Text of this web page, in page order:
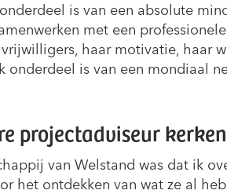
is van een absolute
met een professionele
haar motivatie, haar
is van een mondiaal
projectadviseur
van Welstand was dat ik
het ontdekken van wat ze al